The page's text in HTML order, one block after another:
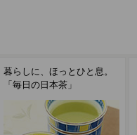
「毎日の日本茶」お得なよ
りどり5・7個セット